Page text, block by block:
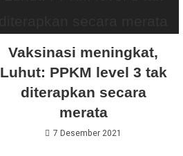
Vaksinasi meningkat,
Luhut: PPKM level 3 tak
diterapkan secara
merata
7 Desember 2021